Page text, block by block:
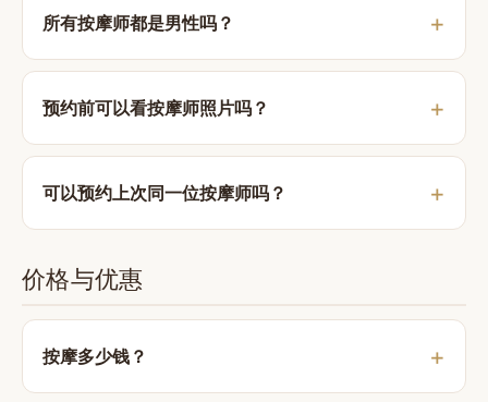
所有按摩师都是男性吗？
预约前可以看按摩师照片吗？
可以预约上次同一位按摩师吗？
价格与优惠
按摩多少钱？